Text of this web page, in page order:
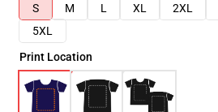
S
M L XL 2XL
5XL
Print Location